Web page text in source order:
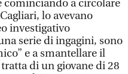
cominciando a circolare
lo avevano
investigativo
serie di ingagini, sono
e a smantellare il
di un giovane di 28